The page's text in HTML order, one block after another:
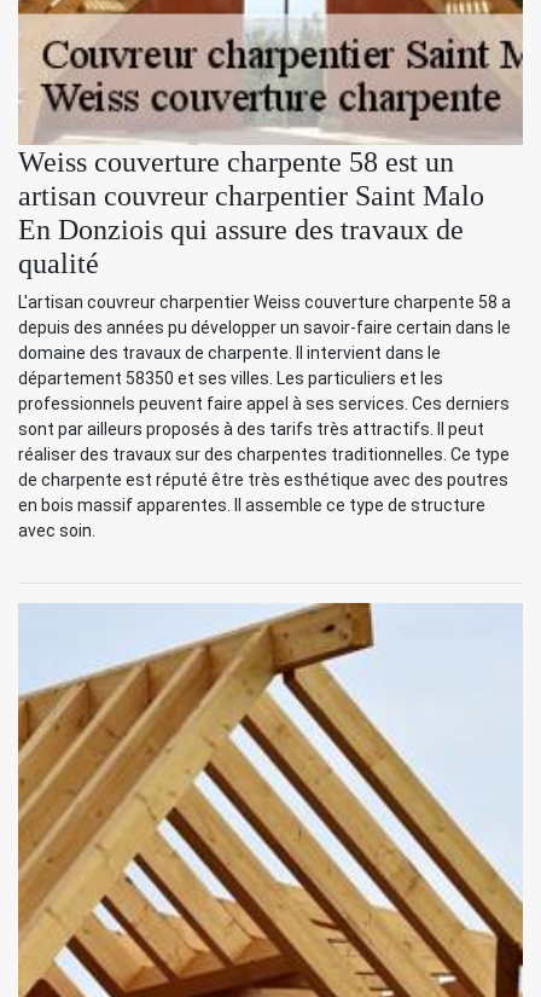
Weiss couverture charpente 58 est un
artisan couvreur charpentier Saint Malo
En Donziois qui assure des travaux de
qualité
L'artisan couvreur charpentier Weiss couverture charpente 58 a
depuis des années pu développer un savoir-faire certain dans le
domaine des travaux de charpente. Il intervient dans le
département 58350 et ses villes. Les particuliers et les
professionnels peuvent faire appel à ses services. Ces derniers
sont par ailleurs proposés à des tarifs très attractifs. Il peut
réaliser des travaux sur des charpentes traditionnelles. Ce type
de charpente est réputé être très esthétique avec des poutres
en bois massif apparentes. Il assemble ce type de structure
avec soin.